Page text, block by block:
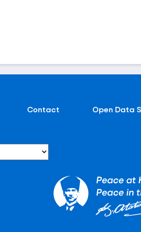
Contact Open Data